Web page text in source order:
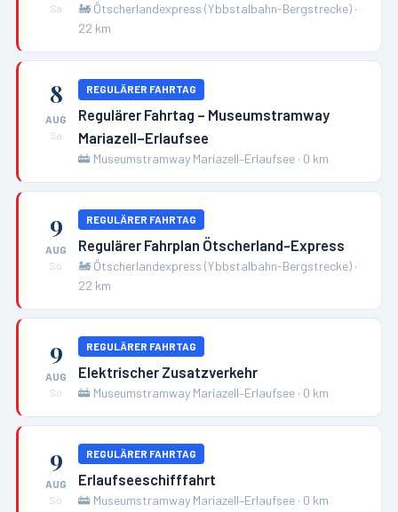
Sa
🚂 Ötscherlandexpress (Ybbstalbahn-Bergstrecke) ·
22 km
8
AUG
Sa
REGULÄRER FAHRTAG
Regulärer Fahrtag – Museumstramway
Mariazell–Erlaufsee
🚋 Museumstramway Mariazell–Erlaufsee · 0 km
9
AUG
So
REGULÄRER FAHRTAG
Regulärer Fahrplan Ötscherland-Express
🚂 Ötscherlandexpress (Ybbstalbahn-Bergstrecke) ·
22 km
9
AUG
So
REGULÄRER FAHRTAG
Elektrischer Zusatzverkehr
🚋 Museumstramway Mariazell–Erlaufsee · 0 km
9
AUG
So
REGULÄRER FAHRTAG
Erlaufseeschifffahrt
🚋 Museumstramway Mariazell–Erlaufsee · 0 km